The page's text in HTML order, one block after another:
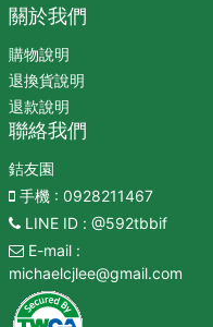
關於我們
購物說明
退換貨說明
退款說明
聯絡我們
銡友園
手機: 0928211467
LINE ID: @592tbbif
E-mail:
michaelcjlee@gmail.com